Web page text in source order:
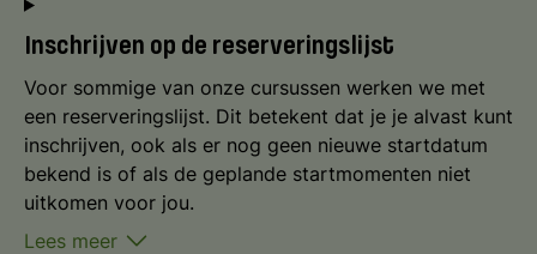
Inschrijven op de reserveringslijst
Voor sommige van onze cursussen werken we met
een reserveringslijst. Dit betekent dat je je alvast kunt
inschrijven, ook als er nog geen nieuwe startdatum
bekend is of als de geplande startmomenten niet
uitkomen voor jou.
Lees meer